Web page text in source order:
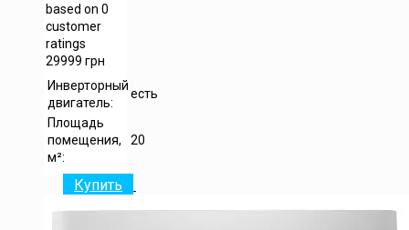
based on 0
customer
ratings
29999 грн
Инверторный
двигатель:
есть
Площадь
помещения,
м²:
20
Купить